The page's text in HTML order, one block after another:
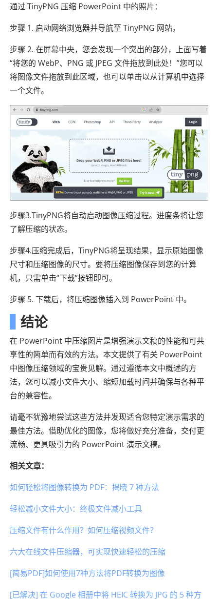
通过 TinyPNG 压缩 PowerPoint 中的照片：
步骤 1. 启动网络浏览器并导航至 TinyPNG 网站。
步骤 2. 在屏幕中央，您会发现一个突出的部分，上面写着
“将您的 WebP、PNG 或 JPEG 文件拖放到此处！”您可以
将图像文件拖放到此区域，也可以单击以从计算机中选择
一个文件。
步骤3.TinyPNG将自动启动图像压缩过程。进度条将让您
了解压缩的状态。
步骤4.压缩完成后，TinyPNG将呈现结果，显示原始图像
尺寸和压缩图像的尺寸。要将压缩图像保存到您的计算
机，只需单击“下载”按钮即可。
步骤 5. 下载后，将压缩图像插入到 PowerPoint 中。
结论
在 PowerPoint 中压缩图片是增强演示文稿的性能和可共
享性的简单而有效的方法。本文提供了有关 PowerPoint
中图像压缩领域的宝贵见解。通过遵循本文中概述的方
法，您可以减小文件大小、缩短加载时间并确保与各种平
台的兼容性。
请毫不犹豫地尝试这些方法并发现适合您特定演示需求的
最佳方法。借助优化的图像，您将做好充分准备，交付更
流畅、更具吸引力的 PowerPoint 演示文稿。
相关文章：
如何轻松将图像转换为 PDF：揭晓 7 种方法
轻松减小文件大小：终极文件减小工具
压缩文件有什么作用？如何压缩视频文件？
六大在线文件压缩器，可实现快速轻松的压缩
[简易PDF]如何使用7种方法将PDF转换为图像
[已解决] 在 Google 相册中将 HEIC 转换为 JPG 的 5 种方